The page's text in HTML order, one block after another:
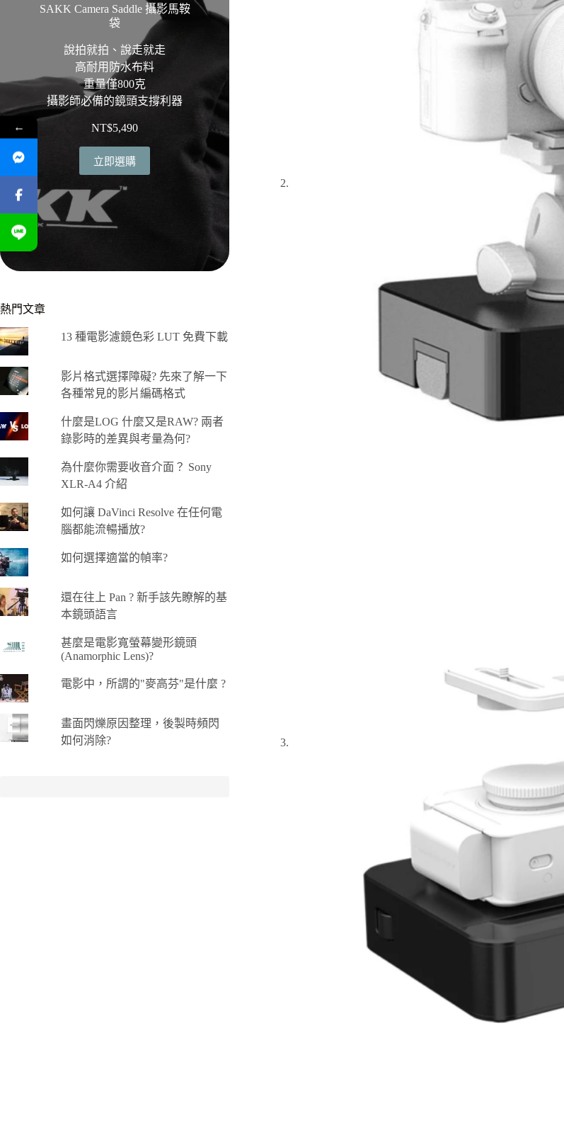
SAKK Camera Saddle 攝影馬鞍
袋
說拍就拍、說走就走
高耐用防水布料
重量僅800克
攝影師必備的鏡頭支撐利器
NT$5,490
立即選購
熱門文章
13 種電影濾鏡色彩 LUT 免費下載
影片格式選擇障礙? 先來了解一下
各種常見的影片編碼格式
什麼是LOG 什麼又是RAW? 兩者
錄影時的差異與考量為何?
為什麼你需要收音介面？ Sony
XLR-A4 介紹
如何讓 DaVinci Resolve 在任何電
腦都能流暢播放?
如何選擇適當的幀率?
還在往上 Pan ? 新手該先瞭解的基
本鏡頭語言
甚麼是電影寬螢幕變形鏡頭
(Anamorphic Lens)?
電影中，所謂的"麥高芬"是什麼 ?
畫面閃爍原因整理，後製時頻閃
如何消除?
←